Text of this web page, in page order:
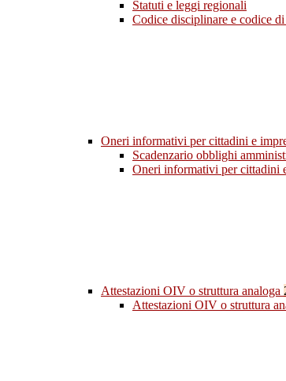
Statuti e leggi regionali
Codice disciplinare e codice
Oneri informativi per cittadini e
Scadenzario obblighi
Oneri informativi per cittadini
Attestazioni OIV o struttura analoga
Attestazioni OIV o struttura